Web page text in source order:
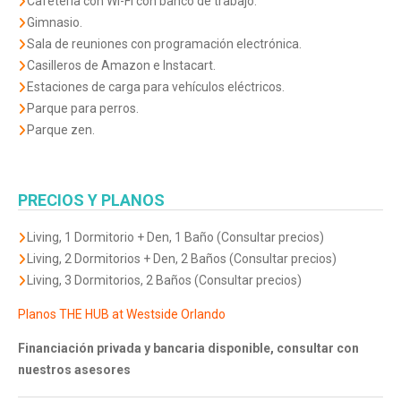
Gimnasio.
Sala de reuniones con programación electrónica.
Casilleros de Amazon e Instacart.
Estaciones de carga para vehículos eléctricos.
Parque para perros.
Parque zen.
PRECIOS Y PLANOS
Living, 1 Dormitorio + Den, 1 Baño (Consultar precios)
Living, 2 Dormitorios + Den, 2 Baños (Consultar precios)
Living, 3 Dormitorios, 2 Baños (Consultar precios)
Planos THE HUB at Westside Orlando
Financiación privada y bancaria disponible, consultar con
nuestros asesores